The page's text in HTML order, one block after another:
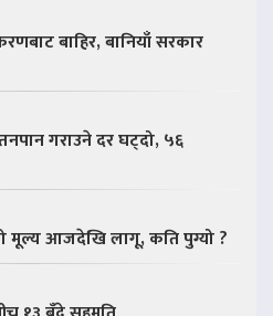
बाहिर, बानियाँ सरकार
गराउने दर घट्दो, ५६
मूल्य आजदेखि लागू, कति पुग्यो ?